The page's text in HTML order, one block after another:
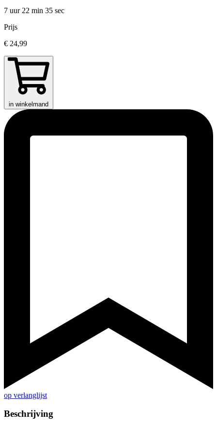
7 uur 22 min 35 sec
Prijs
€ 24,99
in winkelmand
op verlanglijst
Beschrijving